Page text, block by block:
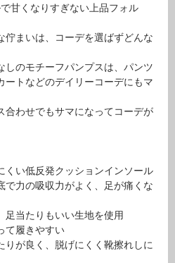
甘くなりすぎない上品フォル
佇まいは、コーデを選ばずどんな
しのモチーフパンプスは、パンツ
ートなどのデイリーコーデにもマ
合わせでもサマになってコーデが
くい低反発クッションインソール
で力の吸収力がよく、足が痛くな
足当たりもいい生地を使用
て履きやすい
りが良く、脱げにくく靴擦れしに